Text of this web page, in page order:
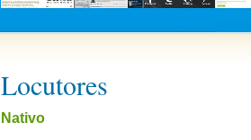
Locutores
Nativo